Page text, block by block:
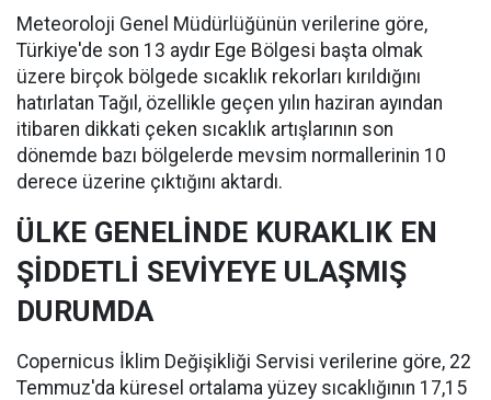
Meteoroloji Genel Müdürlüğünün verilerine göre,
Türkiye'de son 13 aydır Ege Bölgesi başta olmak
üzere birçok bölgede sıcaklık rekorları kırıldığını
hatırlatan Tağıl, özellikle geçen yılın haziran ayından
itibaren dikkati çeken sıcaklık artışlarının son
dönemde bazı bölgelerde mevsim normallerinin 10
derece üzerine çıktığını aktardı.
ÜLKE GENELİNDE KURAKLIK EN
ŞİDDETLİ SEVİYEYE ULAŞMIŞ
DURUMDA
Copernicus İklim Değişikliği Servisi verilerine göre, 22
Temmuz'da küresel ortalama yüzey sıcaklığının 17,15